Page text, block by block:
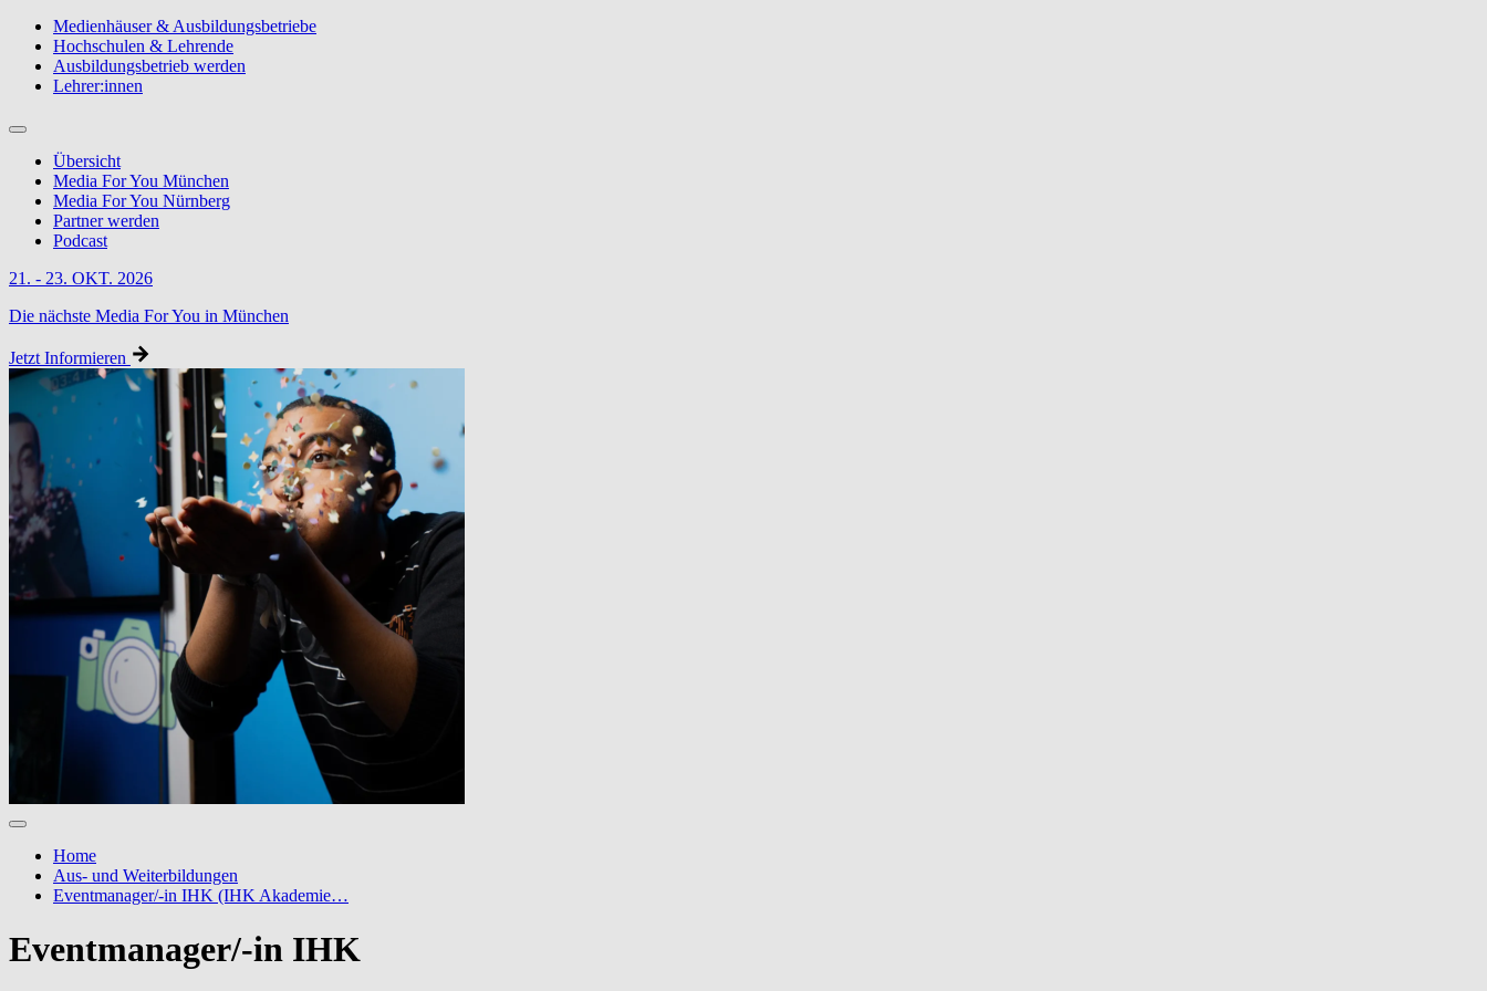
Medienhäuser & Ausbildungsbetriebe
Hochschulen & Lehrende
Ausbildungsbetrieb werden
Lehrer:innen
Übersicht
Media For You München
Media For You Nürnberg
Partner werden
Podcast
21. - 23. OKT. 2026
Die nächste Media For You in München
Jetzt Informieren
Home
Aus- und Weiterbildungen
Eventmanager/-in IHK (IHK Akademie…
Eventmanager/-in IHK